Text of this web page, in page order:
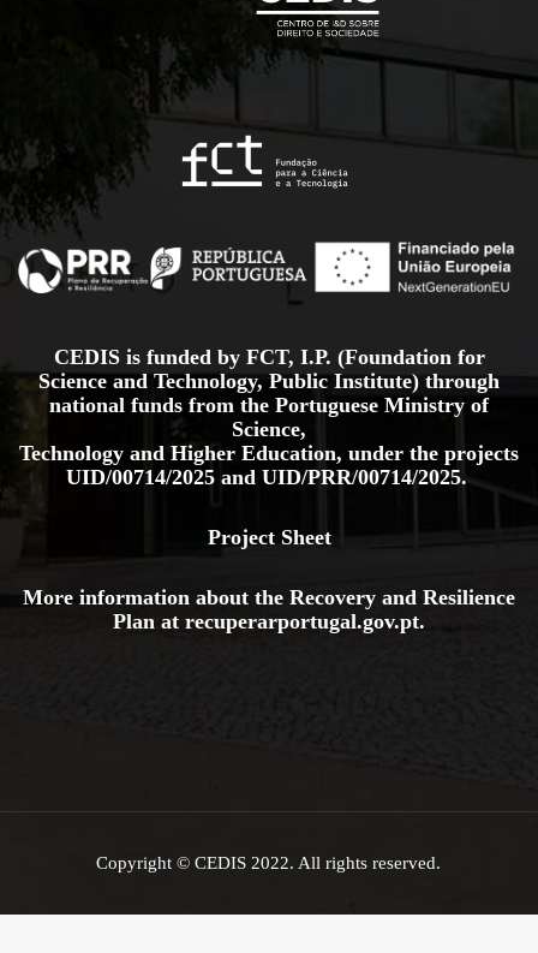
CEDIS is funded by FCT, I.P. (Foundation for
Science and Technology, Public Institute) through
national funds from the Portuguese Ministry of
Science,
Technology and Higher Education, under the projects
UID/00714/2025 and UID/PRR/00714/2025.
Project Sheet
More information about the Recovery and Resilience
Plan at recuperarportugal.gov.pt.
Copyright © CEDIS 2022. All rights reserved.